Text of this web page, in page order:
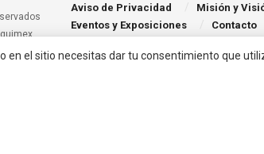
Aviso de Privacidad Misión y
Eventos y Exposiciones
Contacto
en el sitio necesitas dar tu consentimiento que